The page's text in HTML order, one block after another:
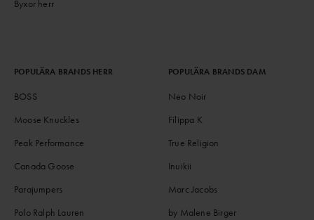
Byxor herr
POPULÄRA BRANDS HERR
BOSS
Moose Knuckles
Peak Performance
Canada Goose
Parajumpers
Polo Ralph Lauren
POPULÄRA BRANDS DAM
Neo Noir
Filippa K
True Religion
Inuikii
Marc Jacobs
by Malene Birger